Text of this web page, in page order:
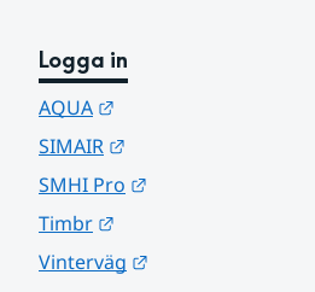
Logga in
AQUA
SIMAIR
SMHI Pro
Timbr
Vinterväg